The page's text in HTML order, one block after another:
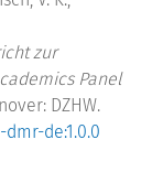
zur
Panel
DZHW.
de:1.0.0